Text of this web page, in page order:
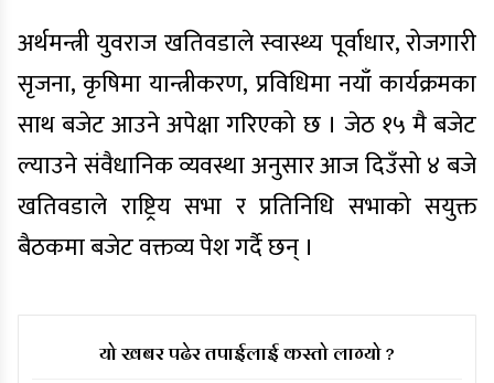
अर्थमन्त्री युवराज खतिवडाले स्वास्थ्य पूर्वाधार, रोजगारी
सृजना, कृषिमा यान्त्रीकरण, प्रविधिमा नयाँ कार्यक्रमका
साथ बजेट आउने अपेक्षा गरिएको छ । जेठ १५ मै बजेट
ल्याउने संवैधानिक व्यवस्था अनुसार आज दिउँसो ४ बजे
खतिवडाले राष्ट्रिय सभा र प्रतिनिधि सभाको सयुक्त
बैठकमा बजेट वक्तव्य पेश गर्दै छन् ।
यो खबर पढेर तपाईलाई कस्तो लाग्यो ?